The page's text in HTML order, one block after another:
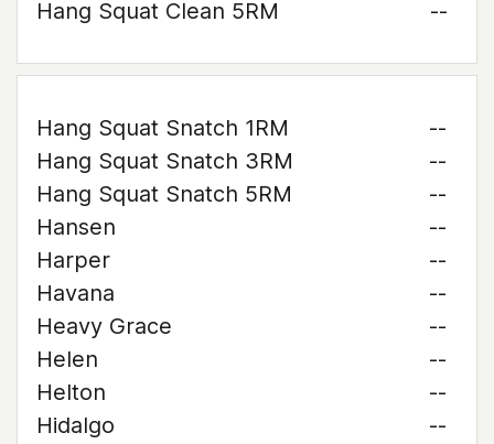
Hang Squat Clean 5RM
--
Hang Squat Snatch 1RM
--
Hang Squat Snatch 3RM
--
Hang Squat Snatch 5RM
--
Hansen
--
Harper
--
Havana
--
Heavy Grace
--
Helen
--
Helton
--
Hidalgo
--